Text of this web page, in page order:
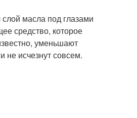
масла под глазами
средство, которое
уменьшают
не исчезнут совсем.